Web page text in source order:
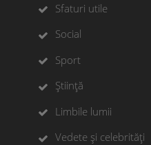
Sfaturi utile
Social
Sport
Știință
Limbile lumii
Vedete și celebrități